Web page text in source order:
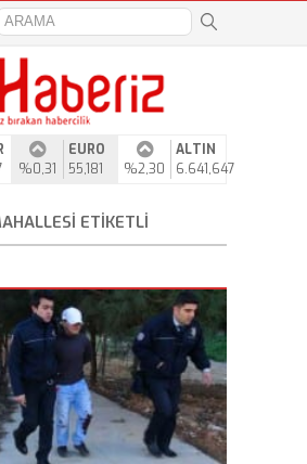
%0,31
EURO
55,181
%2,30
ALTIN
6.641,647
ETIKETLI